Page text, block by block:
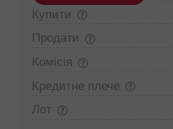
Купити
Продати
Комісія
Кредитне плече
Лот